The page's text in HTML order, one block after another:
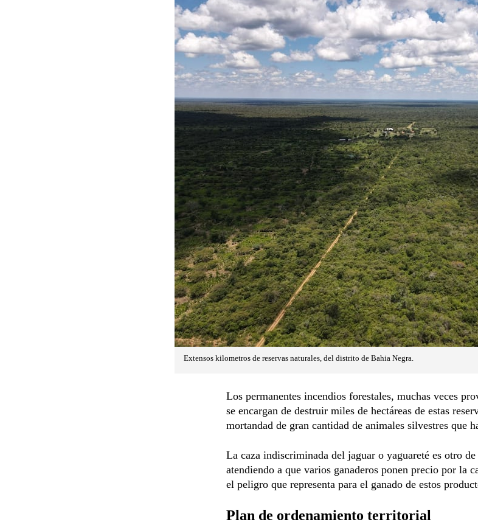
Extensos kilometros de reservas naturales, del distrito de Bahia Negra.
Los permanentes incendios forestales, muchas veces
se encargan de destruir miles de hectáreas de estas
mortandad de gran cantidad de animales silvestres que
La caza indiscriminada del jaguar o yaguareté es otro
atendiendo a que varios ganaderos ponen precio por la
el peligro que representa para el ganado de estos
Plan de ordenamiento territorial